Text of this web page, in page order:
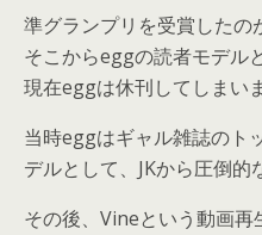
準グランプリを受賞したの
そこからeggの読者モデル
現在eggは休刊してしまい
当時eggはギャル雑誌のト
デルとして、JKから圧倒的
その後、Vineという動画